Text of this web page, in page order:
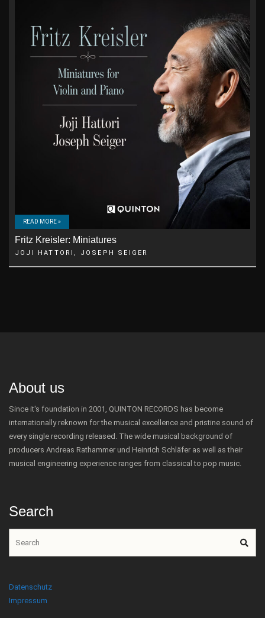
READ MORE »
Fritz Kreisler: Miniatures
JOJI HATTORI, JOSEPH SEIGER
About us
Since it's foundation in 2001, QUINTON RECORDS has become
internationally reknown for the musical excellence and pristine sound of
every single recording released. The wide musical background of
producers Andreas Rathammer und Heinrich Schläfer as well as their
musical engineering experience ranges from classical to pop music.
Search
Datenschutz
Impressum